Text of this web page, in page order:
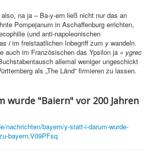
na ja – Ba-y-ern ließ nicht nur das an
Pompejanum in Aschaffenburg errichten,
(und anti-napoleonischen
iim freistaatlichen Inbegriff zum y wandeln.
auch im Französischen das Ypsilon ja » ygrec
allemal weniger ungeschickt
als „The Länd“ firmieren zu lassen.
wurde "Baiern" vor 200 Jahren
nachrichten/bayern/y-statt-i-darum-wurde-
bayern,V09PFsq